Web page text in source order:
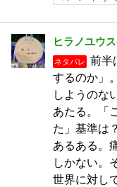
ヒラノユウ
ネタバレ
前半
するのか」
しようのな
あたる。「
た」基準は
あるある。
しかない。
世界に対し